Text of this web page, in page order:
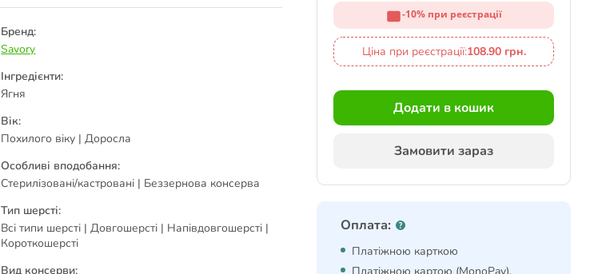
Бренд:
Savory
Інгредієнти:
Ягня
Вік:
Похилого віку | Доросла
Особливі вподобання:
Стерилізовані/кастровані | Беззернова консерва
Тип шерсті:
Всі типи шерсті | Довгошерсті | Напівдовгошерсті |
Короткошерсті
Вид консерви:
-10% при реєстрації
Ціна при реєстрації:108.90 грн.
Додати в кошик
Замовити зараз
Оплата:
Платіжною карткою
Платіжною картою (MonoPay).